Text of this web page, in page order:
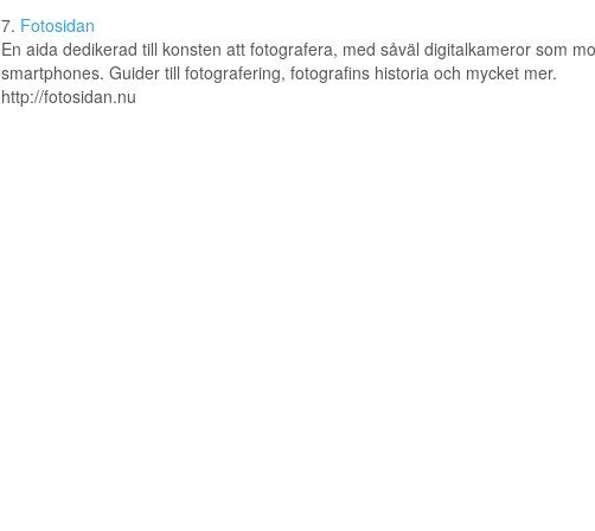
7. Fotosidan
En aida dedikerad till konsten att fotografera, med såväl digitalkameror som
smartphones. Guider till fotografering, fotografins historia och mycket mer.
http://fotosidan.nu